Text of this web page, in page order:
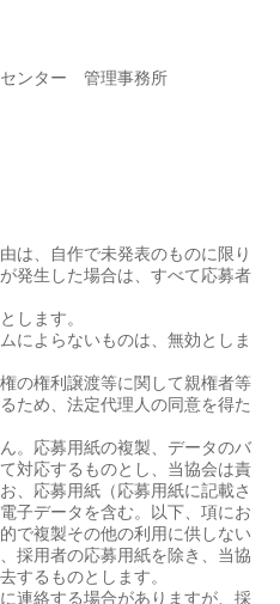
ンター 管理事務所
は、自作で未発表のものに限り
発生した場合は、すべて応募者
します。
によらないものは、無効としま
の権利譲渡等に関して親権者等
ため、法定代理人の同意を得た
。応募用紙の複製、データのバ
対応するものとし、当協会は責
、応募用紙（応募用紙に記載さ
子データを含む。以下、項にお
で複製その他の利用に供しない
採用者の応募用紙を除き、当協
するものとします。
連絡する場合がありますが、採